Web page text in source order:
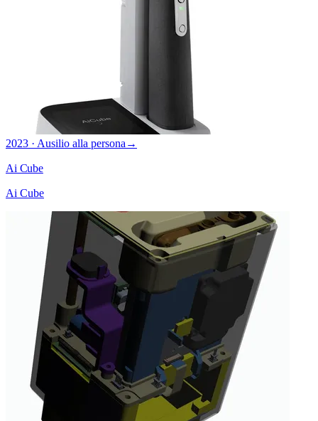
2023 · Ausilio alla persona →
Ai Cube
Ai Cube